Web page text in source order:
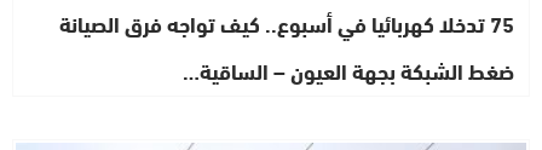
75 تدخلا كهربائيا في أسبوع.. كيف تواجه فرق الصيانة
ضغط الشبكة بجهة العيون – الساقية…